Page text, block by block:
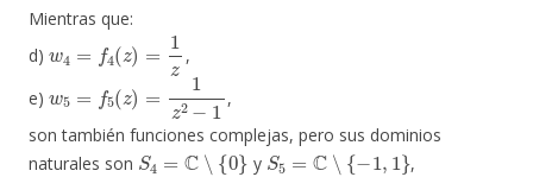
Mientras que:
d)
4( z =
,
e)
5( z = 2− 1
,
son también funciones complejas, pero sus dominios
naturales son
S4=C∖{0}
y
S5=C∖{−1,1}
,